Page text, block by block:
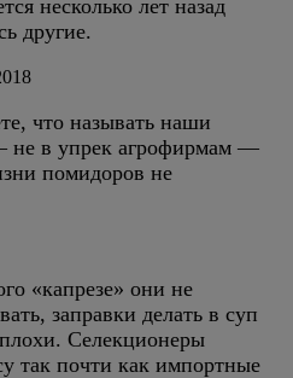
несколько лет назад
другие.
что называть наши
в упрек агрофирмам —
помидоров не
«капрезе» они не
заправки делать в суп
Селекционеры
так почти как импортные